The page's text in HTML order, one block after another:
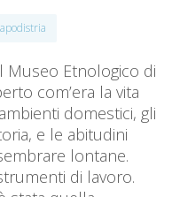
Museo Etnologico di
com’era la vita
domestici, gli
e le abitudini
lontane.
di lavoro.